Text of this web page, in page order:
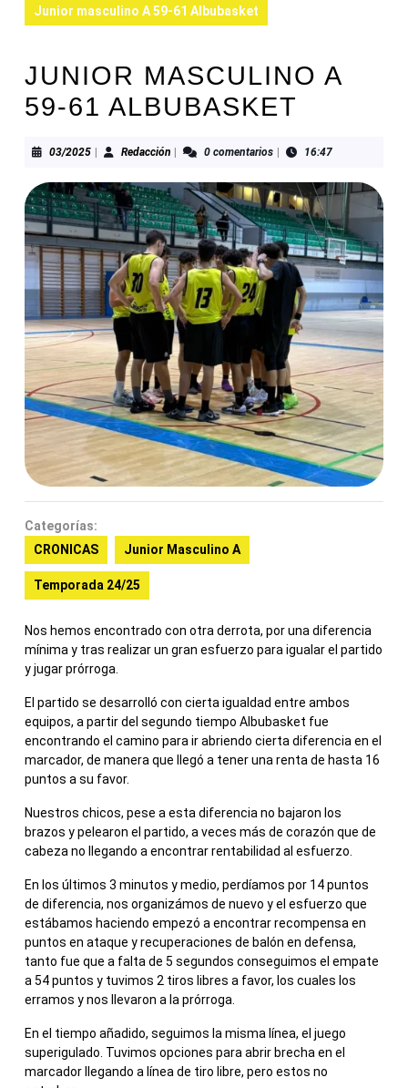
Junior masculino A 59-61 Albubasket
JUNIOR MASCULINO A
59-61 ALBUBASKET
03/202503/2025RedacciónRedacción0 comentarios 16:47
Categorías:
CRONICAS
Junior Masculino A
Temporada 24/25
Nos hemos encontrado con otra derrota, por una diferencia
mínima y tras realizar un gran esfuerzo para igualar el partido
y jugar prórroga.
El partido se desarrolló con cierta igualdad entre ambos
equipos, a partir del segundo tiempo Albubasket fue
encontrando el camino para ir abriendo cierta diferencia en el
marcador, de manera que llegó a tener una renta de hasta 16
puntos a su favor.
Nuestros chicos, pese a esta diferencia no bajaron los
brazos y pelearon el partido, a veces más de corazón que de
cabeza no llegando a encontrar rentabilidad al esfuerzo.
En los últimos 3 minutos y medio, perdíamos por 14 puntos
de diferencia, nos organizámos de nuevo y el esfuerzo que
estábamos haciendo empezó a encontrar recompensa en
puntos en ataque y recuperaciones de balón en defensa,
tanto fue que a falta de 5 segundos conseguimos el empate
a 54 puntos y tuvimos 2 tiros libres a favor, los cuales los
erramos y nos llevaron a la prórroga.
En el tiempo añadido, seguimos la misma línea, el juego
superigulado. Tuvimos opciones para abrir brecha en el
marcador llegando a línea de tiro libre, pero estos no